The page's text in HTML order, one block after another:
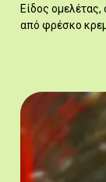
Είδος
από φρέσκο